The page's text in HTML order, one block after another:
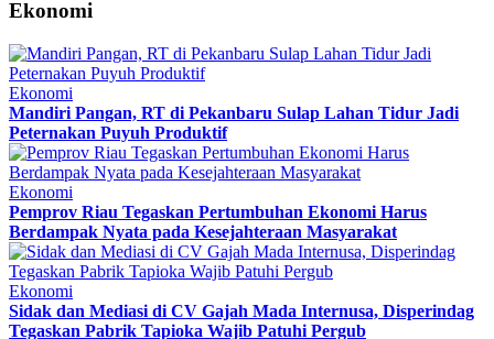
Ekonomi
Ekonomi
Mandiri Pangan, RT di Pekanbaru Sulap Lahan Tidur Jadi
Peternakan Puyuh Produktif
Ekonomi
Pemprov Riau Tegaskan Pertumbuhan Ekonomi Harus
Berdampak Nyata pada Kesejahteraan Masyarakat
Ekonomi
Sidak dan Mediasi di CV Gajah Mada Internusa, Disperindag
Tegaskan Pabrik Tapioka Wajib Patuhi Pergub